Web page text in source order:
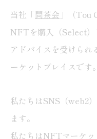
当社「問茶会 」（Tou
NFTを購入（Select）
アドバイスを受けら
ーケットプレイスです。
私たちはSNS（web2
ます。
私たちはNFTマーケッ